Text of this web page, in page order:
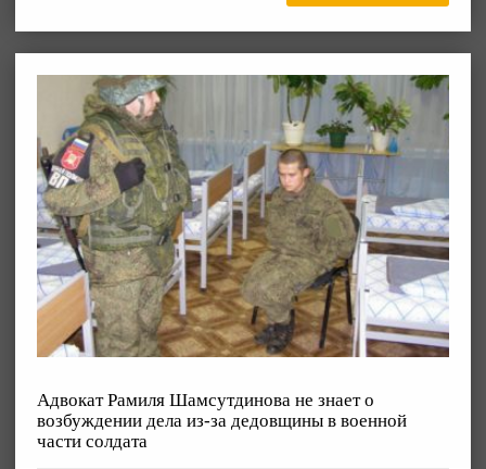
Адвокат Рамиля Шамсутдинова не знает о
возбуждении дела из-за дедовщины в военной
части солдата